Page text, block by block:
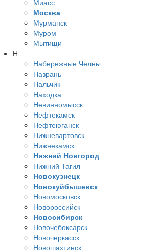
Москва
Мурманск
Муром
Мытищи
Н
Набережные Челны
Назрань
Нальчик
Находка
Невинномысск
Нефтекамск
Нефтеюганск
Нижневартовск
Нижнекамск
Нижний Новгород
Нижний Тагил
Новокузнецк
Новокуйбышевск
Новомосковск
Новороссийск
Новосибирск
Новочебоксарск
Новочеркасск
Новошахтинск